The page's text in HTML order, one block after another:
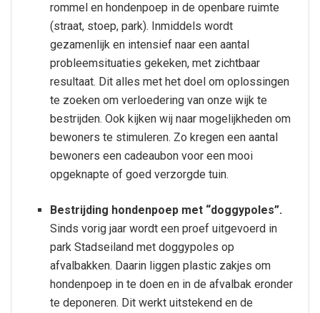
rommel en hondenpoep in de openbare ruimte
(straat, stoep, park). Inmiddels wordt
gezamenlijk en intensief naar een aantal
probleemsituaties gekeken, met zichtbaar
resultaat. Dit alles met het doel om oplossingen
te zoeken om verloedering van onze wijk te
bestrijden. Ook kijken wij naar mogelijkheden om
bewoners te stimuleren. Zo kregen een aantal
bewoners een cadeaubon voor een mooi
opgeknapte of goed verzorgde tuin.
Bestrijding hondenpoep met “doggypoles”.
Sinds vorig jaar wordt een proef uitgevoerd in
park Stadseiland met doggypoles op
afvalbakken. Daarin liggen plastic zakjes om
hondenpoep in te doen en in de afvalbak eronder
te deponeren. Dit werkt uitstekend en de